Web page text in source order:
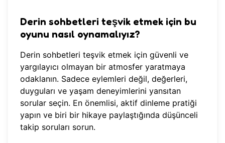
Derin sohbetleri teşvik etmek için bu
oyunu nasıl oynamalıyız?
Derin sohbetleri teşvik etmek için güvenli ve
yargılayıcı olmayan bir atmosfer yaratmaya
odaklanın. Sadece eylemleri değil, değerleri,
duyguları ve yaşam deneyimlerini yansıtan
sorular seçin. En önemlisi, aktif dinleme pratiği
yapın ve biri bir hikaye paylaştığında düşünceli
takip soruları sorun.